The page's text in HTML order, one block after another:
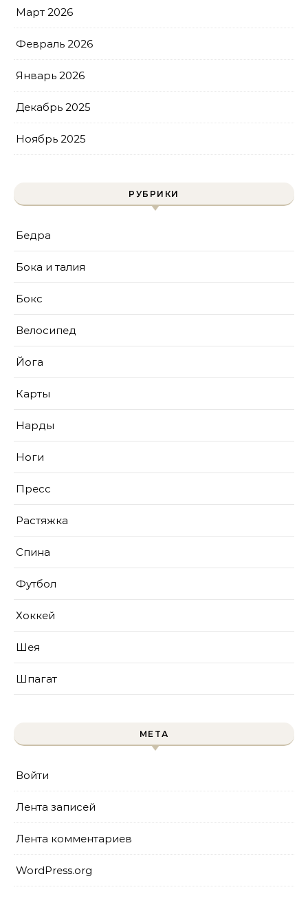
Март 2026
Февраль 2026
Январь 2026
Декабрь 2025
Ноябрь 2025
РУБРИКИ
Бедра
Бока и талия
Бокс
Велосипед
Йога
Карты
Нарды
Ноги
Пресс
Растяжка
Спина
Футбол
Хоккей
Шея
Шпагат
МЕТА
Войти
Лента записей
Лента комментариев
WordPress.org